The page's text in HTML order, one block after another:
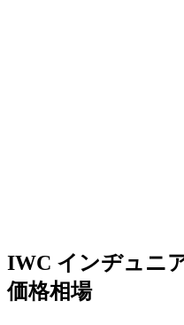
IWC インヂュニ
価格相場